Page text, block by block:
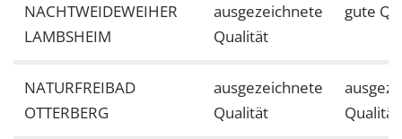
NACHTWEIDEWEIHER
LAMBSHEIM
ausgezeichnete
Qualität
gute
NATURFREIBAD
OTTERBERG
ausgezeichnete
Qualität
Qualität